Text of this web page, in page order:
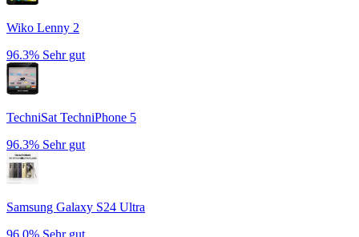
Wiko Lenny 2
96.3% Sehr gut
TechniSat TechniPhone 5
96.3% Sehr gut
Samsung Galaxy S24 Ultra
96.0% Sehr gut